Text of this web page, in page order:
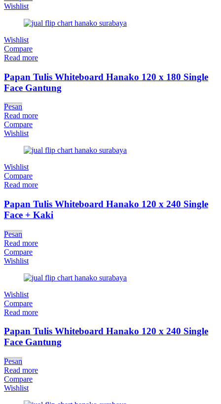
Wishlist
Wishlist
Compare
Read more
Papan Tulis Whiteboard Hanako 120 x 180 Single
Face Gantung
Pesan
Read more
Compare
Wishlist
Wishlist
Compare
Read more
Papan Tulis Whiteboard Hanako 120 x 240 Single
Face + Kaki
Pesan
Read more
Compare
Wishlist
Wishlist
Compare
Read more
Papan Tulis Whiteboard Hanako 120 x 240 Single
Face Gantung
Pesan
Read more
Compare
Wishlist